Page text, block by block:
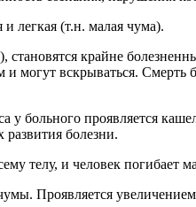
легкая (т.н. малая чума).
крайне
и могут вскрываться.
больного проявляется
развития болезни.
телу, и человек погибает
Проявляется